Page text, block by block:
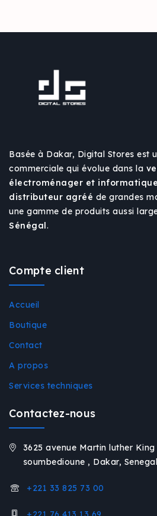
Basée à Dakar, Digital Stores est
commerciale qui évolue dans la
électroménager et informatique
distributeur agréé de grandes
une gamme de produits aussi
Sénégal .
Compte client
Accueil
Boutique
Contact
A propos
Services techniques
Contactez-nous
3625 avenue Martin luther
soumbedioune , Dakar, Senegal
+221 33 825 73 00